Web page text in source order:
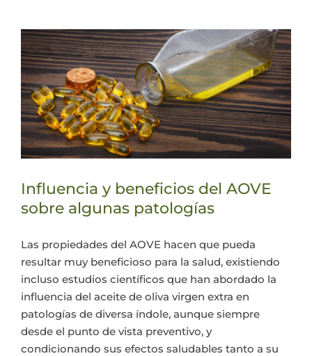
Influencia y beneficios del AOVE
sobre algunas patologías
Las propiedades del AOVE hacen que pueda
resultar muy beneficioso para la salud, existiendo
incluso estudios científicos que han abordado la
influencia del aceite de oliva virgen extra en
patologías de diversa índole, aunque siempre
desde el punto de vista preventivo, y
condicionando sus efectos saludables tanto a su